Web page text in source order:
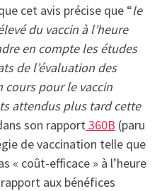
cet avis précise que “le
du vaccin à l’heure
en compte les études
de l’évaluation des
cours pour le vaccin
attendus plus tard cette
son rapport360B (paru
de vaccination telle que
« coût-efficace » à l’heure
aux bénéfices